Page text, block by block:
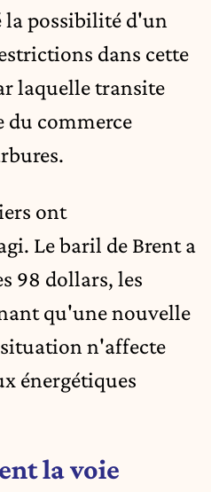
la possibilité d'un
dans cette
laquelle transite
du commerce
ont
Le baril de Brent a
98 dollars, les
qu'une nouvelle
n'affecte
énergétiques
la voie